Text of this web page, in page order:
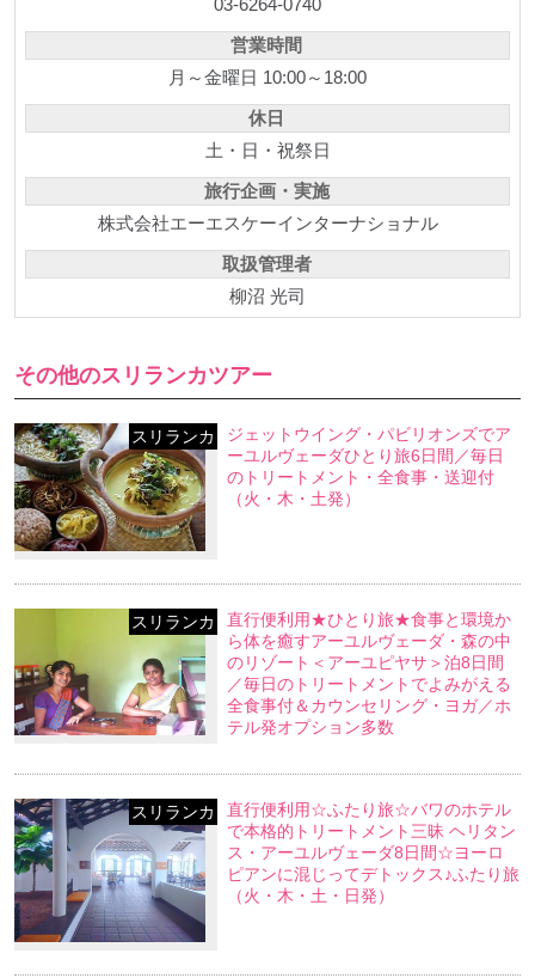
03-6264-0740
営業時間
月～金曜日 10:00～18:00
休日
土・日・祝祭日
旅行企画・実施
株式会社エーエスケーインターナショナル
取扱管理者
柳沼 光司
その他のスリランカツアー
スリランカ
ジェットウイング・パビリオンズでア
ーユルヴェーダひとり旅6日間／毎日
のトリートメント・全食事・送迎付
（火・木・土発）
スリランカ
直行便利用★ひとり旅★食事と環境か
ら体を癒すアーユルヴェーダ・森の中
のリゾート＜アーユピヤサ＞泊8日間
／毎日のトリートメントでよみがえる
全食事付＆カウンセリング・ヨガ／ホ
テル発オプション多数
スリランカ
直行便利用☆ふたり旅☆バワのホテル
で本格的トリートメント三昧 ヘリタン
ス・アーユルヴェーダ8日間☆ヨーロ
ピアンに混じってデトックス♪ふたり旅
（火・木・土・日発）